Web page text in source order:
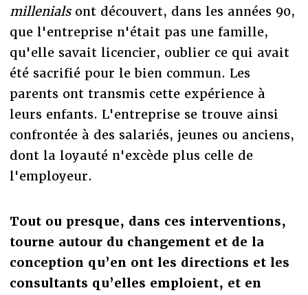
millenials ont découvert, dans les années 90,
que l'entreprise n'était pas une famille,
qu'elle savait licencier, oublier ce qui avait
été sacrifié pour le bien commun. Les
parents ont transmis cette expérience à
leurs enfants. L'entreprise se trouve ainsi
confrontée à des salariés, jeunes ou anciens,
dont la loyauté n'excède plus celle de
l'employeur.
Tout ou presque, dans ces interventions,
tourne autour du changement et de la
conception qu’en ont les directions et les
consultants qu’elles emploient, et en